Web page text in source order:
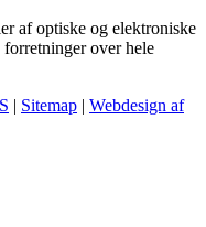
af optiske og elektroniske
over hele
| Sitemap | Webdesign af